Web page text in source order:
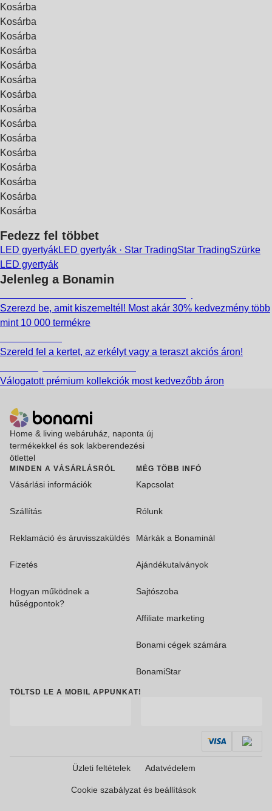
Kosárba
Kosárba
Kosárba
Kosárba
Kosárba
Kosárba
Kosárba
Kosárba
Kosárba
Kosárba
Kosárba
Kosárba
Kosárba
Kosárba
Kosárba
Fedezz fel többet
LED gyertyákLED gyertyák · Star TradingStar TradingSzürke
LED gyertyák
Jelenleg a Bonamin
Szerezd be, amit kiszemeltél! Most akár 30% kedvezmény több
mint 10 000 termékre
Szereld fel a kertet, az erkélyt vagy a teraszt akciós áron!
Válogatott prémium kollekciók most kedvezőbb áron
Home & living webáruház, naponta új
termékekkel és sok lakberendezési
ötlettel
MINDEN A VÁSÁRLÁSRÓL
Vásárlási információk
Szállítás
Reklamáció és áruvisszaküldés
Fizetés
Hogyan működnek a
hűségpontok?
MÉG TÖBB INFÓ
Kapcsolat
Rólunk
Márkák a Bonaminál
Ajándékutalványok
Sajtószoba
Affiliate marketing
Bonami cégek számára
BonamiStar
TÖLTSD LE A MOBIL APPUNKAT!
Üzleti feltételek Adatvédelem
Cookie szabályzat és beállítások